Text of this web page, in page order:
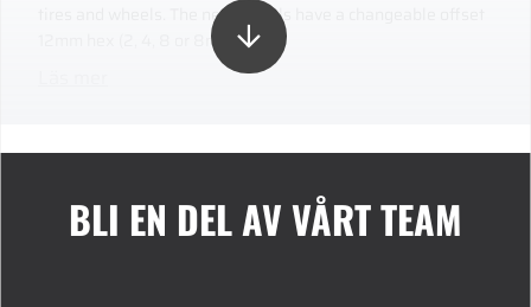
tires and wheels. The new wheels have a changeable offset
12mm hex (2, 4, 8 or 8mm).
BLI EN DEL AV VÅRT TEAM